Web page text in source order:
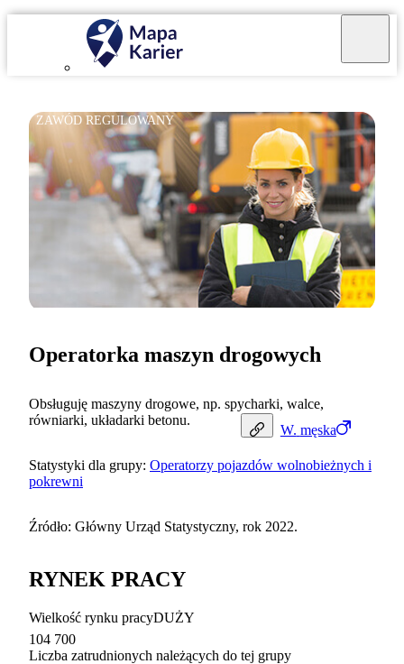
ZAWÓD REGULOWANY
W. męska
Operatorka maszyn drogowych
Obsługuję maszyny drogowe, np. spycharki, walce,
równiarki, układarki betonu.
Statystyki dla grupy: Operatorzy pojazdów wolnobieżnych i
pokrewni
Źródło: Główny Urząd Statystyczny, rok 2022.
RYNEK PRACY
Wielkość rynku pracyDUŻY
104 700
Liczba zatrudnionych należących do tej grupy